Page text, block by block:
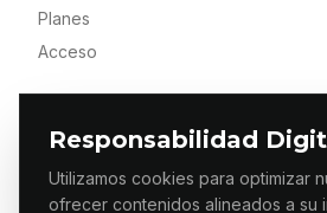
Responsabilidad
Utilizamos cookies para optimizar
ofrecer contenidos alineados a su
Planes
Acceso
© 2026 ES PRIMERA MX. ALGUNOS